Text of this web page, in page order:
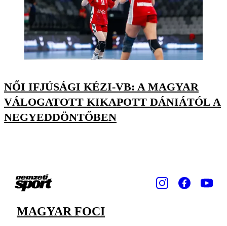
NŐI IFJÚSÁGI KÉZI-VB: A MAGYAR
VÁLOGATOTT KIKAPOTT DÁNIÁTÓL A
NEGYEDDÖNTŐBEN
MAGYAR FOCI